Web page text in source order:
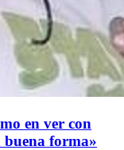
en ver con
buena forma»